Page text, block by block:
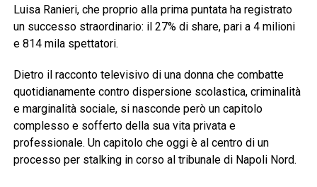
Luisa Ranieri, che proprio alla prima puntata ha registrato
un successo straordinario: il 27% di share, pari a 4 milioni
e 814 mila spettatori.
Dietro il racconto televisivo di una donna che combatte
quotidianamente contro dispersione scolastica, criminalità
e marginalità sociale, si nasconde però un capitolo
complesso e sofferto della sua vita privata e
professionale. Un capitolo che oggi è al centro di un
processo per stalking in corso al tribunale di Napoli Nord.